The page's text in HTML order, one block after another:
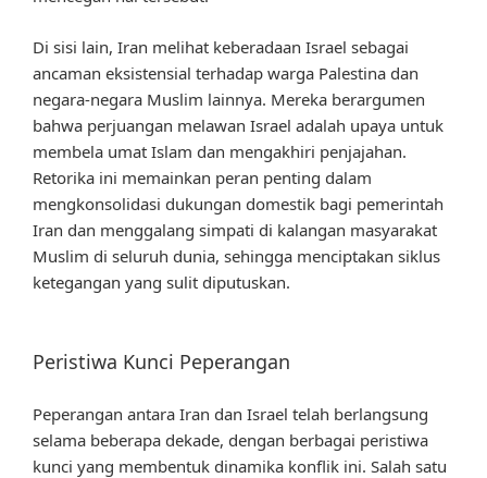
Di sisi lain, Iran melihat keberadaan Israel sebagai
ancaman eksistensial terhadap warga Palestina dan
negara-negara Muslim lainnya. Mereka berargumen
bahwa perjuangan melawan Israel adalah upaya untuk
membela umat Islam dan mengakhiri penjajahan.
Retorika ini memainkan peran penting dalam
mengkonsolidasi dukungan domestik bagi pemerintah
Iran dan menggalang simpati di kalangan masyarakat
Muslim di seluruh dunia, sehingga menciptakan siklus
ketegangan yang sulit diputuskan.
Peristiwa Kunci Peperangan
Peperangan antara Iran dan Israel telah berlangsung
selama beberapa dekade, dengan berbagai peristiwa
kunci yang membentuk dinamika konflik ini. Salah satu